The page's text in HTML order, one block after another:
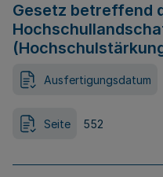
Gesetz betreffend
Ausfertigungsdatum
Seite 552